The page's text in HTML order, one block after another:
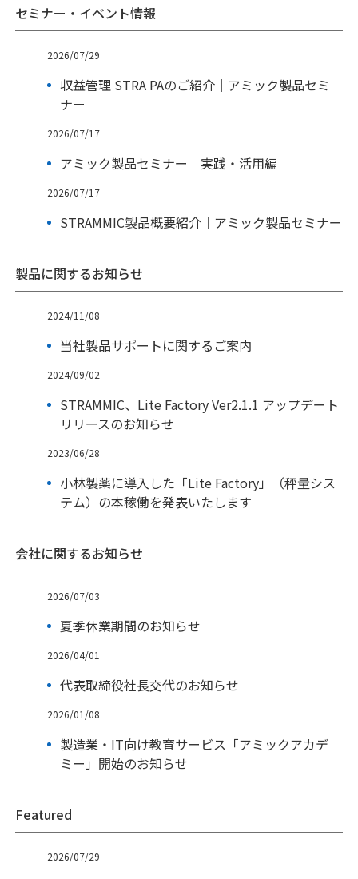
セミナー・イベント情報
2026/07/29
収益管理 STRA PAのご紹介｜アミック製品セミ
ナー
2026/07/17
アミック製品セミナー 実践・活用編
2026/07/17
STRAMMIC製品概要紹介｜アミック製品セミナー
製品に関するお知らせ
2024/11/08
当社製品サポートに関するご案内
2024/09/02
STRAMMIC、Lite Factory Ver2.1.1 アップデート
リリースのお知らせ
2023/06/28
小林製薬に導入した「Lite Factory」（秤量シス
テム）の本稼働を発表いたします
会社に関するお知らせ
2026/07/03
夏季休業期間のお知らせ
2026/04/01
代表取締役社長交代のお知らせ
2026/01/08
製造業・IT向け教育サービス「アミックアカデ
ミー」開始のお知らせ
Featured
2026/07/29